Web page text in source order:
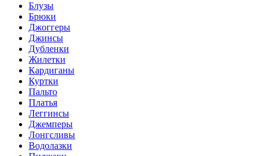
Блузы
Брюки
Джоггеры
Джинсы
Дубленки
Жилетки
Кардиганы
Куртки
Пальто
Платья
Леггинсы
Джемперы
Лонгсливы
Водолазки